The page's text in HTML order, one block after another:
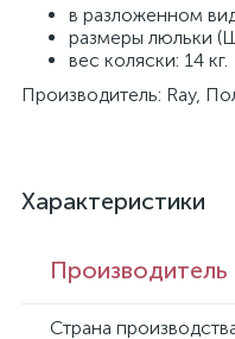
в разложенном
размеры люльки
вес коляски: 14 кг.
Производитель: Ray,
Характеристики
Производитель
Страна